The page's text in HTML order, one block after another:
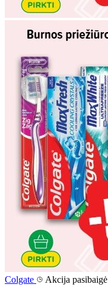
Colgate Akcija pasibaigė